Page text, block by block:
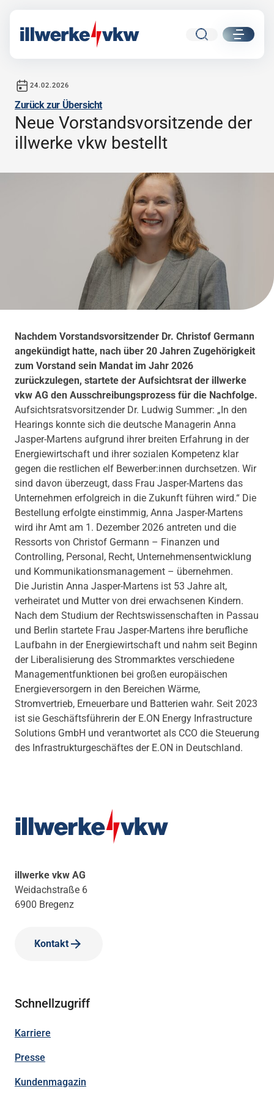
Direkt zum Inhalt
Direkt zur Navigation
Suche
Zurück zur Übersicht
Neue Vorstandsvorsitzende der
illwerke vkw bestellt
Veröffentlicht am
24.02.2026
Nachdem Vorstandsvorsitzender Dr. Christof Germann
angekündigt hatte, nach über 20 Jahren Zugehörigkeit
zum Vorstand sein Mandat im Jahr 2026
zurückzulegen, startete der Aufsichtsrat der illwerke
vkw AG den Ausschreibungsprozess für die Nachfolge.
Aufsichtsratsvorsitzender Dr. Ludwig Summer: „In den
Hearings konnte sich die deutsche Managerin Anna
Jasper-Martens aufgrund ihrer breiten Erfahrung in der
Energiewirtschaft und ihrer sozialen Kompetenz klar
gegen die restlichen elf Bewerber:innen durchsetzen. Wir
sind davon überzeugt, dass Frau Jasper-Martens das
Unternehmen erfolgreich in die Zukunft führen wird.“ Die
Bestellung erfolgte einstimmig, Anna Jasper-Martens
wird ihr Amt am 1. Dezember 2026 antreten und die
Ressorts von Christof Germann – Finanzen und
Controlling, Personal, Recht, Unternehmensentwicklung
und Kommunikationsmanagement – übernehmen.
Die Juristin Anna Jasper-Martens ist 53 Jahre alt,
verheiratet und Mutter von drei erwachsenen Kindern.
Nach dem Studium der Rechtswissenschaften in Passau
und Berlin startete Frau Jasper-Martens ihre berufliche
Laufbahn in der Energiewirtschaft und nahm seit Beginn
der Liberalisierung des Strommarktes verschiedene
Managementfunktionen bei großen europäischen
Energieversorgern in den Bereichen Wärme,
Stromvertrieb, Erneuerbare und Batterien wahr. Seit 2023
ist sie Geschäftsführerin der E.ON Energy Infrastructure
Solutions GmbH und verantwortet als CCO die Steuerung
des Infrastrukturgeschäftes der E.ON in Deutschland.
illwerke vkw AG
Weidachstraße 6
6900 Bregenz
Kontakt
Schnellzugriff
Karriere
Presse
Kundenmagazin